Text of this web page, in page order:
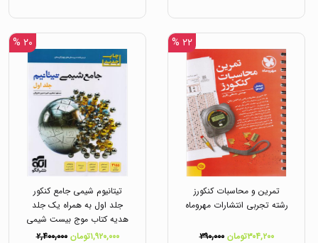
۲۲ %
تمرین و محاسبات کنکورز
رشته تجربی انتشارات مهروماه
۳۰۴,۲۰۰تومان ۳۹۰,۰۰۰
۲۰ %
تیتانیوم شیمی جامع کنکور
جلد اول به همراه یک جلد
هدیه کتاب موج بیست شیمی
دوازدهم انتشارات نشر الگو
۱,۹۲۰,۰۰۰تومان ۲,۴۰۰,۰۰۰